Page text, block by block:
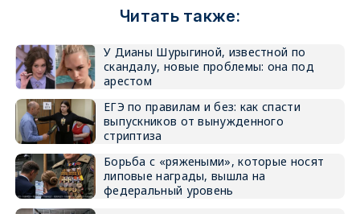
Читать также:
У Дианы Шурыгиной, известной по
скандалу, новые проблемы: она под
арестом
ЕГЭ по правилам и без: как спасти
выпускников от вынужденного
стриптиза
Борьба с «ряжеными», которые носят
липовые награды, вышла на
федеральный уровень